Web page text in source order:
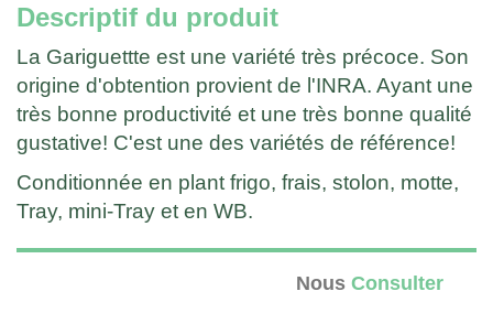
Descriptif du produit
La Gariguettte est une variété très précoce. Son
origine d'obtention provient de l'INRA. Ayant une
très bonne productivité et une très bonne qualité
gustative! C'est une des variétés de référence!
Conditionnée en plant frigo, frais, stolon, motte,
Tray, mini-Tray et en WB.
Nous Consulter